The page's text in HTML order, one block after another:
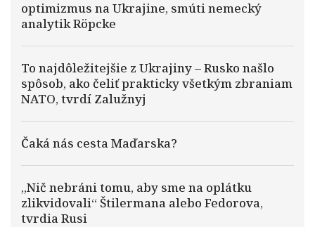
optimizmus na Ukrajine, smúti nemecký
analytik Röpcke
To najdôležitejšie z Ukrajiny – Rusko našlo
spôsob, ako čeliť prakticky všetkým zbraniam
NATO, tvrdí Zalužnyj
Čaká nás cesta Maďarska?
„Nič nebráni tomu, aby sme na oplátku
zlikvidovali“ Štilermana alebo Fedorova,
tvrdia Rusi